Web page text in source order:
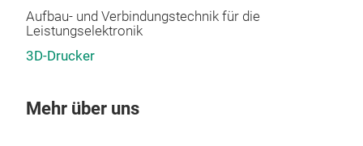
Aufbau- und Verbindungstechnik für die
Leistungselektronik
3D-Drucker
Mehr über uns